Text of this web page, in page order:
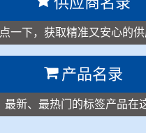
点一下，获取精准又安心的
产品名录
最新、最热门的标签产品在